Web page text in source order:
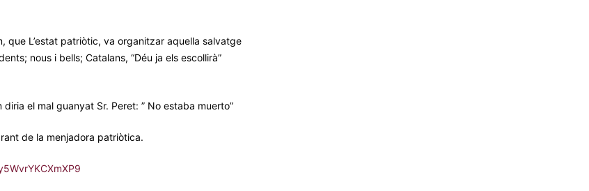
que L’estat patriòtic, va organitzar aquella salvatge
nous i bells; Catalans, “Déu ja els escollirà”
diria el mal guanyat Sr. Peret: ” No estaba muerto”
de la menjadora patriòtica.